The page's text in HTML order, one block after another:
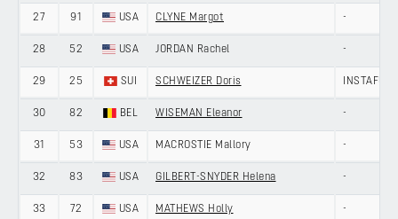
27 91 USA CLYNE Margot -
28 52 USA JORDAN Rachel -
29 25 SUI SCHWEIZER Doris
30 82 BEL WISEMAN Eleanor -
31 53 USA MACROSTIE Mallory -
32 83 USA GILBERT-SNYDER Helena -
33 72 USA MATHEWS Holly -